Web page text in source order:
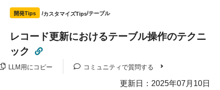
開発Tips カスタマイズTips テーブル
レコード更新におけるテーブル操作のテクニ
ック
LLM用にコピー コミュニティで質問する
更新日：2025年07月10日